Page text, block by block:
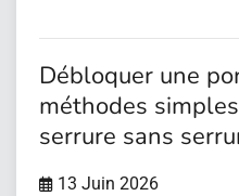
Débloquer une
méthodes
serrure sans
13 Juin 2026